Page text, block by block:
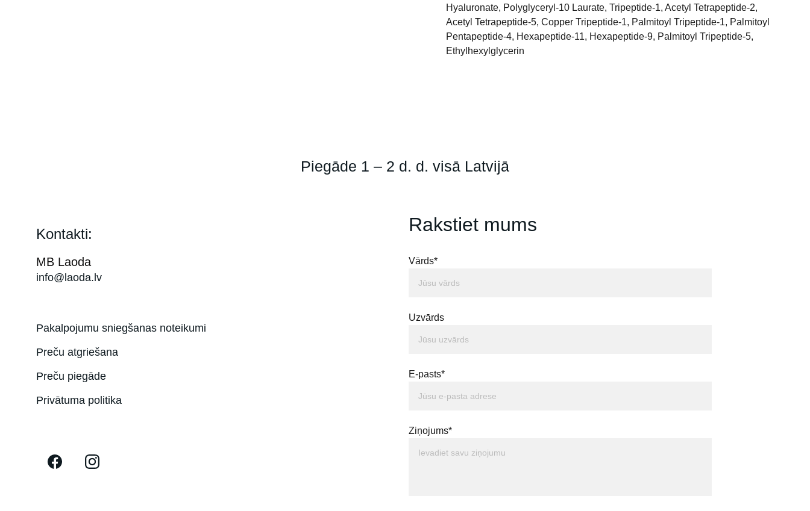
Hyaluronate, Polyglyceryl-10 Laurate, Tripeptide-1, Acetyl Tetrapeptide-2,
Acetyl Tetrapeptide-5, Copper Tripeptide-1, Palmitoyl Tripeptide-1, Palmitoyl
Pentapeptide-4, Hexapeptide-11, Hexapeptide-9, Palmitoyl Tripeptide-5,
Ethylhexylglycerin
Rakstiet mums
Vārds*
Uzvārds
E-pasts*
Ziņojums*
MB Laoda
Kontakti:
info@laoda.lv
Pakalpojumu sniegšanas noteikumi
Preču atgriešana
Preču piegāde
Privātuma politika
Piegāde 1 – 2 d. d. visā Latvijā